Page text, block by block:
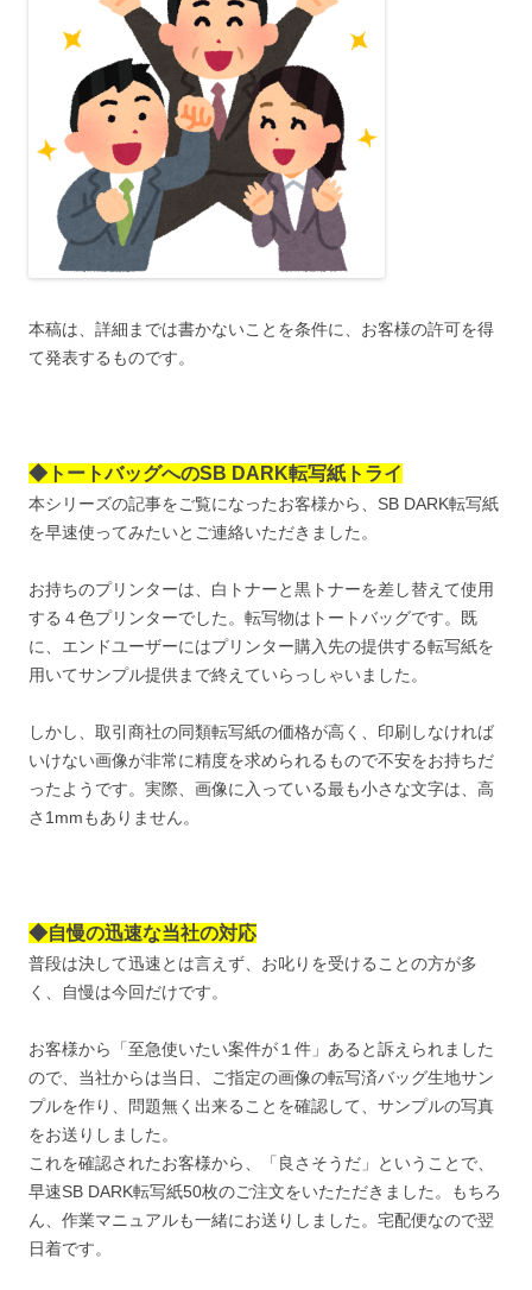
本稿は、詳細までは書かないことを条件に、お客様の許可を得
て発表するものです。
◆トートバッグへのSB DARK転写紙トライ
本シリーズの記事をご覧になったお客様から、SB DARK転写紙
を早速使ってみたいとご連絡いただきました。
お持ちのプリンターは、白トナーと黒トナーを差し替えて使用
する４色プリンターでした。転写物はトートバッグです。既
に、エンドユーザーにはプリンター購入先の提供する転写紙を
用いてサンプル提供まで終えていらっしゃいました。
しかし、取引商社の同類転写紙の価格が高く、印刷しなければ
いけない画像が非常に精度を求められるもので不安をお持ちだ
ったようです。実際、画像に入っている最も小さな文字は、高
さ1mmもありません。
◆自慢の迅速な当社の対応
普段は決して迅速とは言えず、お叱りを受けることの方が多
く、自慢は今回だけです。
お客様から「至急使いたい案件が１件」あると訴えられました
ので、当社からは当日、ご指定の画像の転写済バッグ生地サン
プルを作り、問題無く出来ることを確認して、サンプルの写真
をお送りしました。
これを確認されたお客様から、「良さそうだ」ということで、
早速SB DARK転写紙50枚のご注文をいたただきました。もちろ
ん、作業マニュアルも一緒にお送りしました。宅配便なので翌
日着です。